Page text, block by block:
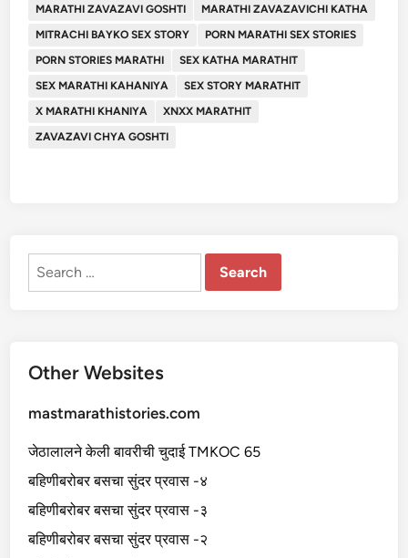
MARATHI ZAVAZAVI GOSHTI
MARATHI ZAVAZAVICHI KATHA
MITRACHI BAYKO SEX STORY
PORN MARATHI SEX STORIES
PORN STORIES MARATHI
SEX KATHA MARATHIT
SEX MARATHI KAHANIYA
SEX STORY MARATHIT
X MARATHI KHANIYA
XNXX MARATHIT
ZAVAZAVI CHYA GOSHTI
Search
Other Websites
mastmarathistories.com
जेठालालने केली बावरीची चुदाई TMKOC 65
बहिणीबरोबर बसचा सुंदर प्रवास -४
बहिणीबरोबर बसचा सुंदर प्रवास -३
बहिणीबरोबर बसचा सुंदर प्रवास -२